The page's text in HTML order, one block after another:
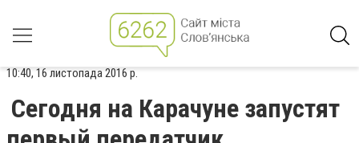
10:40, 16 листопада 2016 р.
Сегодня на Карачуне запустят